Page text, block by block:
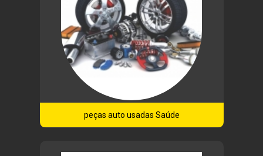
peças auto usadas Saúde